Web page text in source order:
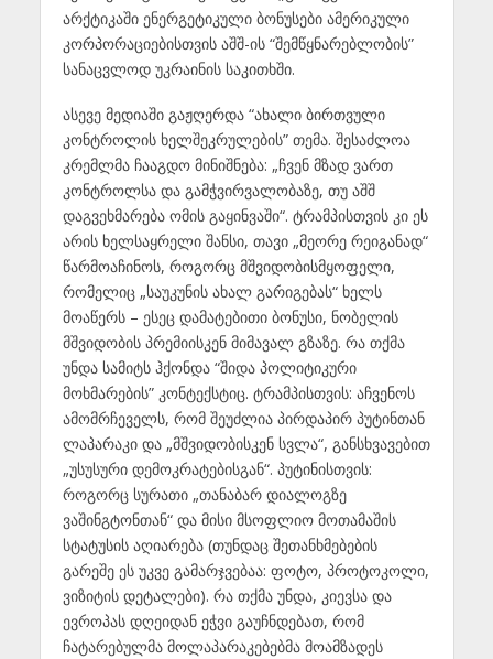
არქტიკაში ენერგეტიკული ბონუსები ამერიკული
კორპორაციებისთვის აშშ-ის “შემწყნარებლობის”
სანაცვლოდ უკრაინის საკითხში.
ასევე მედიაში გაჟღერდა “ახალი ბირთვული
კონტროლის ხელშეკრულების” თემა. შესაძლოა
კრემლმა ჩააგდო მინიშნება: „ჩვენ მზად ვართ
კონტროლსა და გამჭვირვალობაზე, თუ აშშ
დაგვეხმარება ომის გაყინვაში“. ტრამპისთვის კი ეს
არის ხელსაყრელი შანსი, თავი „მეორე რეიგანად“
წარმოაჩინოს, როგორც მშვიდობისმყოფელი,
რომელიც „საუკუნის ახალ გარიგებას“ ხელს
მოაწერს – ესეც დამატებითი ბონუსი, ნობელის
მშვიდობის პრემიისკენ მიმავალ გზაზე. რა თქმა
უნდა სამიტს ჰქონდა “შიდა პოლიტიკური
მოხმარების” კონტექსტიც. ტრამპისთვის: აჩვენოს
ამომრჩეველს, რომ შეუძლია პირდაპირ პუტინთან
ლაპარაკი და „მშვიდობისკენ სვლა“, განსხვავებით
„უსუსური დემოკრატებისგან“. პუტინისთვის:
როგორც სურათი „თანაბარ დიალოგზე
ვაშინგტონთან“ და მისი მსოფლიო მოთამაშის
სტატუსის აღიარება (თუნდაც შეთანხმებების
გარეშე ეს უკვე გამარჯვებაა: ფოტო, პროტოკოლი,
ვიზიტის დეტალები). რა თქმა უნდა, კიევსა და
ევროპას დღეიდან ეჭვი გაუჩნდებათ, რომ
ჩატარებულმა მოლაპარაკებებმა მოამზადეს